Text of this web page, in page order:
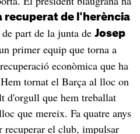
recuperat de l'herència
part de la junta de Josep
primer equip que torna a
econòmica que ha
tornat el Barça al lloc on
d'orgull que hem treballat
que mereix. Fa quatre anys
recuperar el club, impulsar